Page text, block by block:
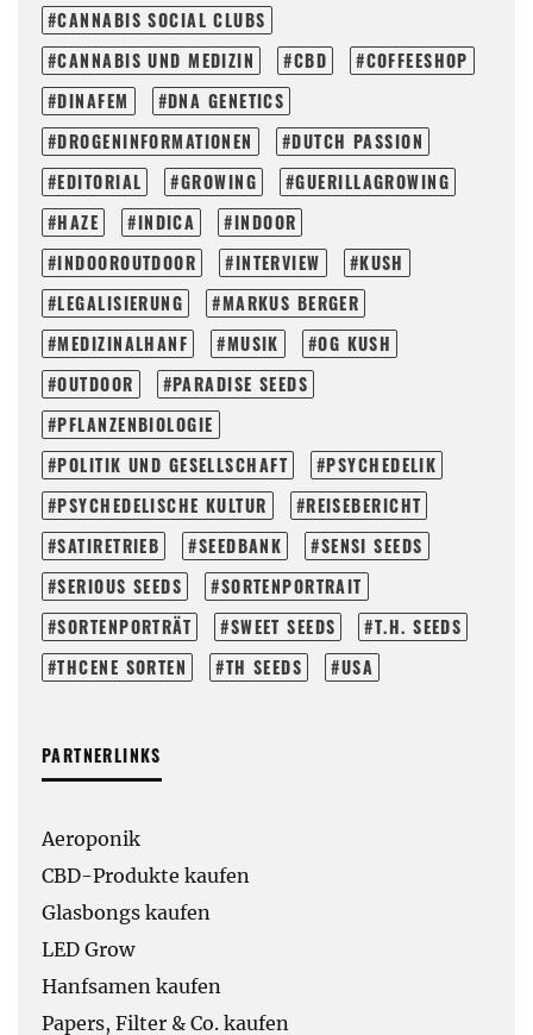
CANNABIS SOCIAL CLUBS
CANNABIS UND MEDIZIN
CBD
COFFEESHOP
DINAFEM
DNA GENETICS
DROGENINFORMATIONEN
DUTCH PASSION
EDITORIAL
GROWING
GUERILLAGROWING
HAZE
INDICA
INDOOR
INDOOROUTDOOR
INTERVIEW
KUSH
LEGALISIERUNG
MARKUS BERGER
MEDIZINALHANF
MUSIK
OG KUSH
OUTDOOR
PARADISE SEEDS
PFLANZENBIOLOGIE
POLITIK UND GESELLSCHAFT
PSYCHEDELIK
PSYCHEDELISCHE KULTUR
REISEBERICHT
SATIRETRIEB
SEEDBANK
SENSI SEEDS
SERIOUS SEEDS
SORTENPORTRAIT
SORTENPORTRÄT
SWEET SEEDS
T.H. SEEDS
THCENE SORTEN
TH SEEDS USA
PARTNERLINKS
Aeroponik
CBD-Produkte kaufen
Glasbongs kaufen
LED Grow
Hanfsamen kaufen
Papers, Filter & Co. kaufen